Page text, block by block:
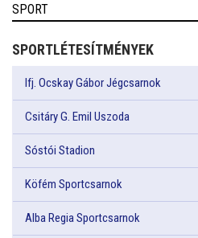
SPORT
SPORTLÉTESÍTMÉNYEK
Ifj. Ocskay Gábor Jégcsarnok
Csitáry G. Emil Uszoda
Sóstói Stadion
Köfém Sportcsarnok
Alba Regia Sportcsarnok